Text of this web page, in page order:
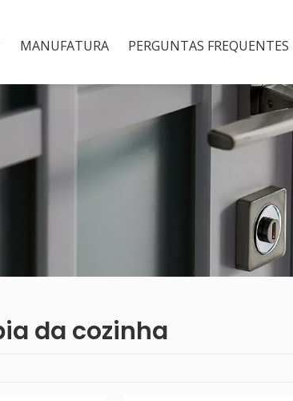
MANUFATURA PERGUNTAS FREQUENTES
da cozinha